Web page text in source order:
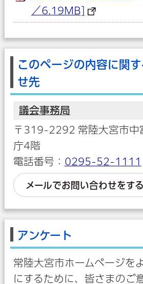
／6.19MB]
このページの内容に関
せ先
議会事務局
〒319-2292 常陸大宮市
庁4階
電話番号： 0295-52-1111
メールでお問い合わせをする
アンケート
常陸大宮市ホームページを
にするために、皆さまのご